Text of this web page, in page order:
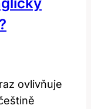
ovlivňuje